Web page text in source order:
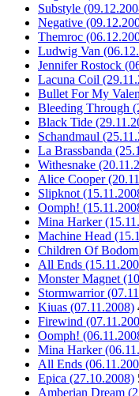
Substyle
Negative
Themroc
Ludwig Van
Jennifer Rostock
Lacuna Coil
Bullet For My
Bleeding Through
Black Tide
Schandmaul
La Brassbanda
Withesnake
Alice Cooper
Slipknot
Oomph!
Mina Harker
Machine Head
Children Of
All Ends
Monster Magnet
Stormwarrior
Kiuas (07.11.2008)
Firewind
Oomph!
Mina Harker
All Ends
Epica (27.10.2008)
Amberian Dream